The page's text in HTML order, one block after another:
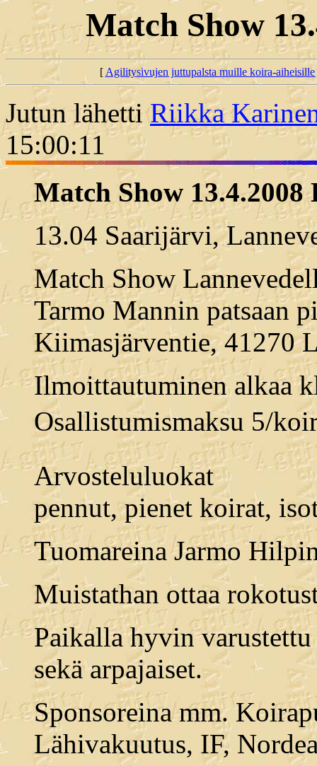
Match Show
[Agilitysivujen juttupalsta muille koira-
Jutun lähettiRiikka
15:00:11
Match Show 13.4.2008
13.04 Saarijärvi,
Match Show
Tarmo Mannin patsaan
Kiimasjärventie, 41270
Ilmoittautuminen alkaa
Osallistumismaksu 5/
Arvosteluluokat
pennut, pienet koirat,
Tuomareina Jarmo
Muistathan ottaa
Paikalla hyvin
sekä arpajaiset.
Sponsoreina mm.
Lähivakuutus, IF,